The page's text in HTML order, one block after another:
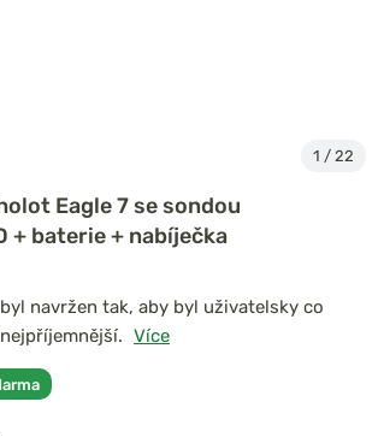
1 / 22
Eagle 7 se sondou
+ baterie + nabíječka
navržen tak, aby byl uživatelsky co
Více